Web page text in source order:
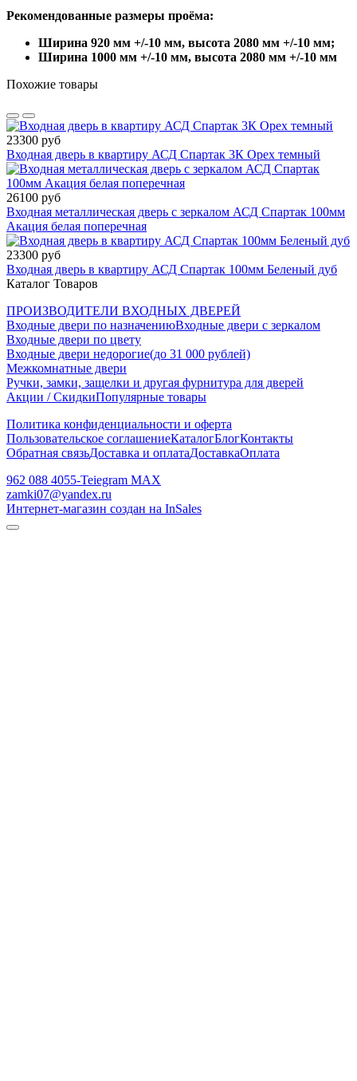
Рекомендованные размеры проёма:
Ширина 920 мм +/-10 мм, высота 2080 мм +/-10 мм;
Ширина 1000 мм +/-10 мм, высота 2080 мм +/-10 мм
Похожие товары
23300 руб
Входная дверь в квартиру АСД Спартак 3К Орех темный
26100 руб
Входная металлическая дверь с зеркалом АСД Спартак 100мм
Акация белая поперечная
23300 руб
Входная дверь в квартиру АСД Спартак 100мм Беленый дуб
Каталог Товаров
ПРОИЗВОДИТЕЛИ ВХОДНЫХ ДВЕРЕЙ
Входные двери по назначениюВходные двери с зеркалом
Входные двери по цвету
Входные двери недорогие(до 31 000 рублей)
Межкомнатные двери
Ручки, замки, защелки и другая фурнитура для дверей
Акции / СкидкиПопулярные товары
Политика конфиденциальности и оферта
Пользовательское соглашениеКаталогБлогКонтакты
Обратная связьДоставка и оплатаДоставкаОплата
962 088 4055-Teiegram МАХ
zamki07@yandex.ru
Интернет-магазин создан на InSales